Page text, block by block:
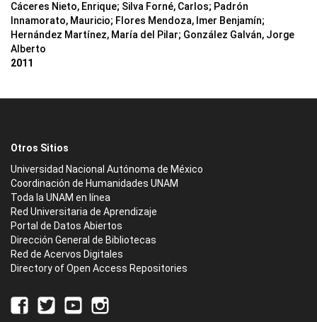
Cáceres Nieto, Enrique; Silva Forné, Carlos; Padrón
Innamorato, Mauricio; Flores Mendoza, Imer Benjamín;
Hernández Martínez, María del Pilar; González Galván, Jorge
Alberto
2011
Otros Sitios
Universidad Nacional Autónoma de México
Coordinación de Humanidades UNAM
Toda la UNAM en línea
Red Universitaria de Aprendizaje
Portal de Datos Abiertos
Dirección General de Bibliotecas
Red de Acervos Digitales
Directory of Open Access Repositories